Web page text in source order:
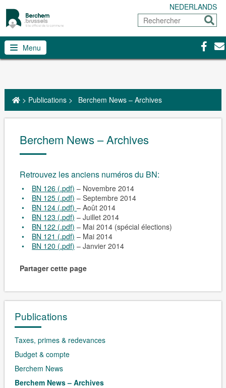
NEDERLANDS
Rechercher
Menu
> Publications> Berchem News – Archives
Berchem News – Archives
Retrouvez les anciens numéros du BN:
BN 126 (.pdf) – Novembre 2014
BN 125 (.pdf) – Septembre 2014
BN 124 (.pdf)– Août 2014
BN 123 (.pdf) – Juillet 2014
BN 122 (.pdf) – Mai 2014 (spécial élections)
BN 121 (.pdf) – Mai 2014
BN 120 (.pdf) – Janvier 2014
Partager cette page
Publications
Taxes, primes & redevances
Budget & compte
Berchem News
Berchem News – Archives